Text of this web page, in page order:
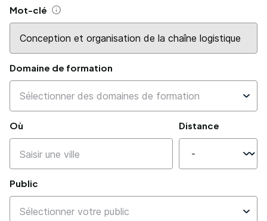
Mot-clé Aide
Domaine de formation
Où Distance
Public